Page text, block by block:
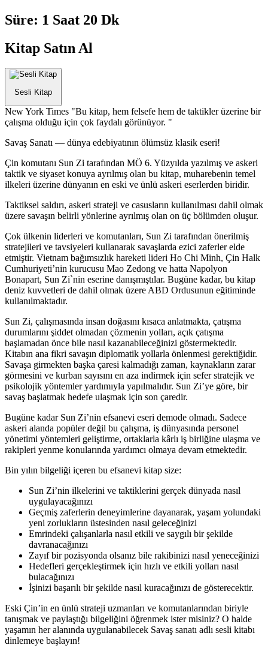
Süre: 1 Saat 20 Dk
Kitap Satın Al
Sesli Kitap
New York Times
Bu kitap, hem felsefe hem de taktikler üzerine bir
çalışma olduğu için çok faydalı görünüyor.
Savaş Sanatı — dünya edebiyatının ölümsüz klasik eseri!
Çin komutanı Sun Zi tarafından MÖ 6. Yüzyılda yazılmış ve askeri
taktik ve siyaset konuya ayrılmış olan bu kitap, muharebenin temel
ilkeleri üzerine dünyanın en eski ve ünlü askeri eserlerden biridir.
Taktiksel saldırı, askeri strateji ve casusların kullanılması dahil olmak
üzere savaşın belirli yönlerine ayrılmış olan on üç bölümden oluşur.
Çok ülkenin liderleri ve komutanları, Sun Zi tarafından önerilmiş
stratejileri ve tavsiyeleri kullanarak savaşlarda ezici zaferler elde
etmiştir. Vietnam bağımsızlık hareketi lideri Ho Chi Minh, Çin Halk
Cumhuriyeti’nin kurucusu Mao Zedong ve hatta Napolyon
Bonapart, Sun Zi`nin eserine danışmıştılar. Bugüne kadar, bu kitap
deniz kuvvetleri de dahil olmak üzere ABD Ordusunun eğitiminde
kullanılmaktadır.
Sun Zi, çalışmasında insan doğasını kısaca anlatmakta, çatışma
durumlarını şiddet olmadan çözmenin yolları, açık çatışma
başlamadan önce bile nasıl kazanabileceğinizi göstermektedir.
Kitabın ana fikri savaşın diplomatik yollarla önlenmesi gerektiğidir.
Savaşa girmekten başka çaresi kalmadığı zaman, kaynakların zarar
görmesini ve kurban sayısını en aza indirmek için sefer stratejik ve
psikolojik yöntemler yardımıyla yapılmalıdır. Sun Zi’ye göre, bir
savaş başlatmak hedefe ulaşmak için son çaredir.
Bugüne kadar Sun Zi’nin efsanevi eseri demode olmadı. Sadece
askeri alanda popüler değil bu çalışma, iş dünyasında personel
yönetimi yöntemleri geliştirme, ortaklarla kârlı iş birliğine ulaşma ve
rakipleri yenme konularında yardımcı olmaya devam etmektedir.
Bin yılın bilgeliği içeren bu efsanevi kitap size:
Sun Zi’nin ilkelerini ve taktiklerini gerçek dünyada nasıl
uygulayacağınızı
Geçmiş zaferlerin deneyimlerine dayanarak, yaşam yolundaki
yeni zorlukların üstesinden nasıl geleceğinizi
Emrindeki çalışanlarla nasıl etkili ve saygılı bir şekilde
davranacağınızı
Zayıf bir pozisyonda olsanız bile rakibinizi nasıl yeneceğinizi
Hedefleri gerçekleştirmek için hızlı ve etkili yolları nasıl
bulacağınızı
İşinizi başarılı bir şekilde nasıl kuracağınızı de gösterecektir.
Eski Çin’in en ünlü strateji uzmanları ve komutanlarından biriyle
tanışmak ve paylaştığı bilgeliğini öğrenmek ister misiniz? O halde
yaşamın her alanında uygulanabilecek Savaş sanatı adlı sesli kitabı
dinlemeye başlayın!